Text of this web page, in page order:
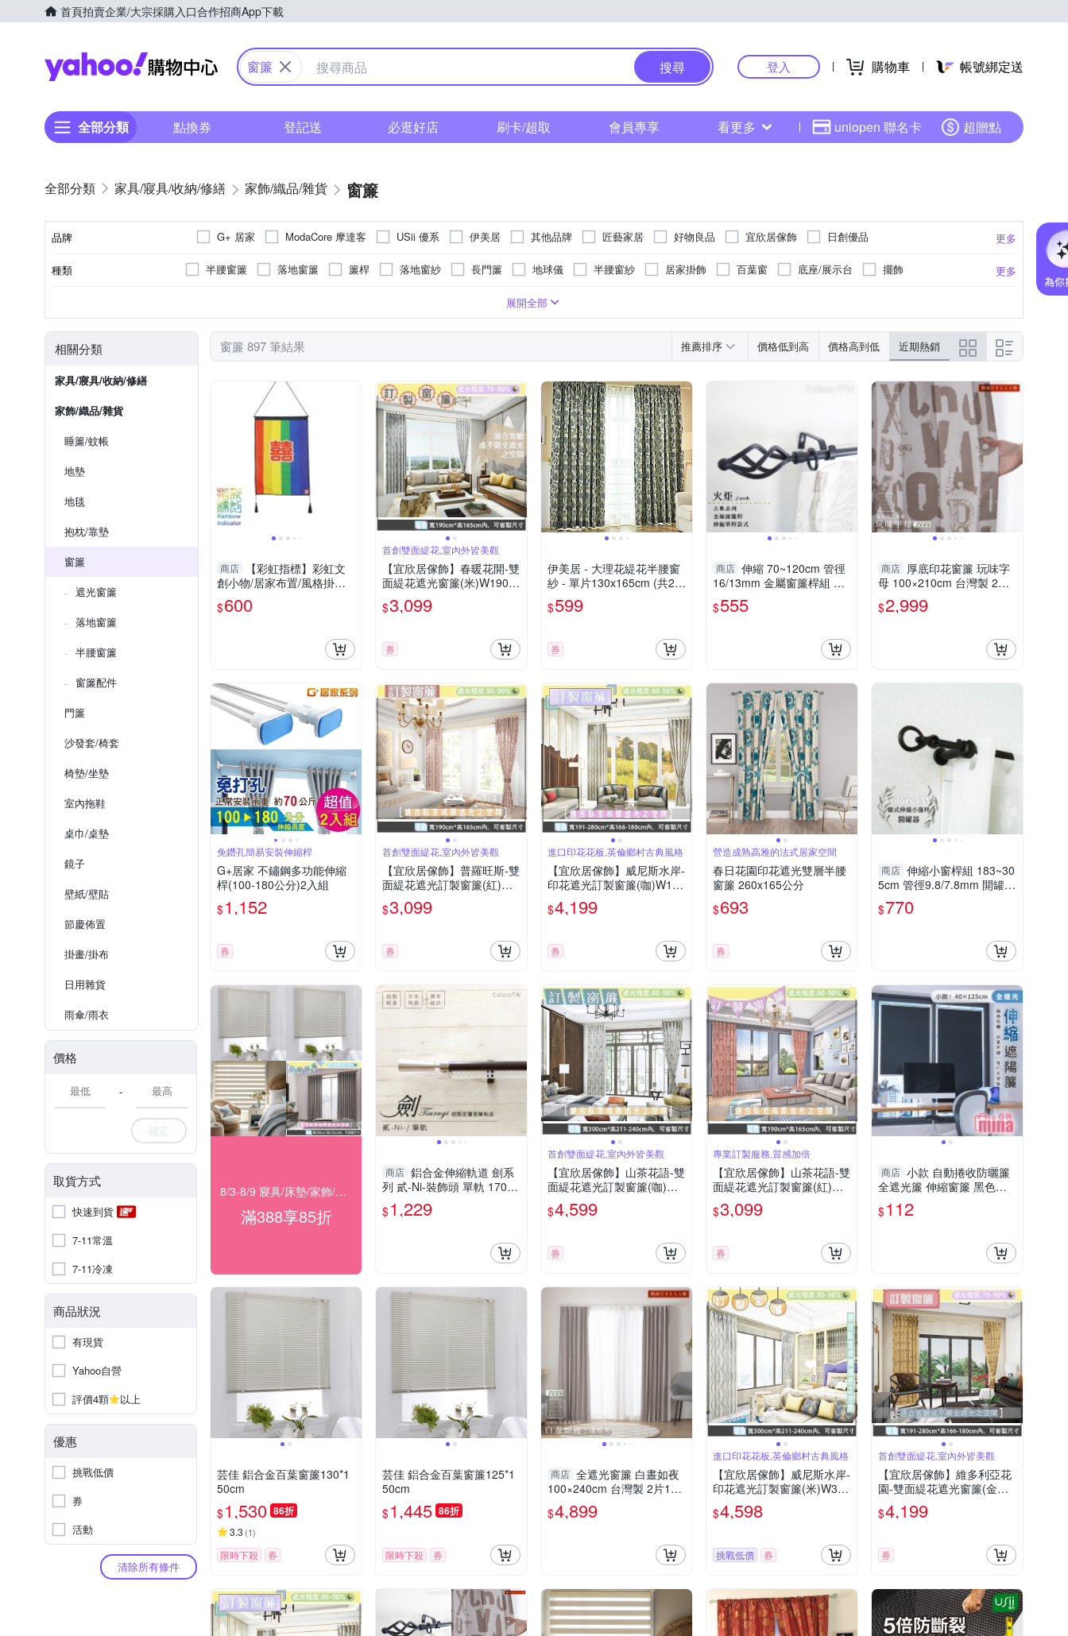
首頁拍賣企業/大宗採購入口合作招商App下載
Yahoo購物中心
窗簾 搜尋 登入 購物車 帳號綁定送
全部分類 點換券 登記送 必逛好店 刷卡/超取 會員專享 看更多 uniopen 聯名卡 超贈點
家具/寢具/收納/修繕 家飾/織品/雜貨 窗簾
品牌 更多
G+ 居家 ModaCore 摩達客 USii 優系 伊美居 其他品牌 匠藝家居 好物良品 宜欣居傢飾
日創優品
日本 SP SAUCE
棉花田 芸佳 范登伯格
種類 更多
半腰窗簾 落地窗簾 簾桿 落地窗紗 長門簾 地球儀 半腰窗紗 居家掛飾 百葉窗 底座/展示台
擺飾
節慶派對用品
磁吸扣 防塵
可釘掛；商品內含釘勾
展開全部
相關分類
家具/寢具/收納/修繕
家飾/織品/雜貨
睡簾/蚊帳
地墊
地毯
抱枕/靠墊
窗簾
遮光窗簾
落地窗簾
半腰窗簾
窗簾配件
門簾
沙發套/椅套
椅墊/坐墊
室內拖鞋
桌巾/桌墊
鏡子
壁紙/壁貼
節慶佈置
掛畫/掛布
日用雜貨
雨傘/雨衣
價格
-
確定
取貨方式
快速到貨
7-11常溫
7-11冷凍
商品狀況
有現貨
Yahoo自營
評價4顆
以上
優惠
挑戰低價
券
活動
清除所有條件
窗簾 897 筆結果 推薦排序 價格低到高 價格高到低 近期熱銷
商店
【彩虹指標】彩虹文
創小物/居家布置/風格掛飾-
囍囍款掛軸
$600
首創雙面緹花,室內外皆美觀
【宜欣居傢飾】春暖花開-雙
面緹花遮光窗簾(米)W190*H
165cm以內*2片/遮光/台灣
製MIT
$3,099
券
伊美居 - 大理花緹花半腰窗
紗 - 單片130x165cm (共2
片)
$599
券
商店 伸縮 70~120cm 管徑
16/13mm 金屬窗簾桿組 火
炬 單桿 巴洛克風 台灣製 Co
lors tw 室內裝潢
$555
商店 厚底印花窗簾 玩味字
母 100×210cm 台灣製 2片1
組 遮光 可水洗 落地窗 兒童
房 英文 兩倍抓皺
$2,999
免鑽孔簡易安裝伸縮桿
G+居家 不鏽鋼多功能伸縮
桿(100-180公分)2入組
$1,152
券
首創雙面緹花,室內外皆美觀
【宜欣居傢飾】普羅旺斯-雙
面緹花遮光訂製窗簾(紅)W1
90*H165cm以內*2片/台灣
製
$3,099
券
進口印花花板,英倫鄉村古典風格
【宜欣居傢飾】威尼斯水岸-
印花遮光訂製窗簾(咖)W191
-280*H166-180cm以內*2片
$4,199
券
營造成熟高雅的法式居家空間
春日花園印花遮光雙層半腰
窗簾 260x165公分
$693
券
商店 伸縮小窗桿組 183~30
5cm 管徑9.8/7.8mm 開罐器
造型 窗簾桿 歐式 台灣製造
偏遠地區請見圖示
$770
8/3-8/9 寢具/床墊/家飾/開運 滿388享85折
滿388享85折
商店 鋁合金伸縮軌道 劍系
列 貳-Ni-裝飾頭 單軌 170-3
20cm 造型窗簾軌道DIY 遮
光窗簾專用軌道
$1,229
首創雙面緹花,室內外皆美觀
【宜欣居傢飾】山茶花語-雙
面緹花遮光訂製窗簾(咖)W3
00*H211-240cm以內*2片/
台灣製
$4,599
券
專業訂製服務,質感加倍
【宜欣居傢飾】山茶花語-雙
面緹花遮光訂製窗簾(紅)W1
90*H165cm以內/台灣製MIT
$3,099
券
商店 小款 自動捲收防曬簾
全遮光簾 伸縮窗簾 黑色窗
簾 吸盤固定 免釘牆【F076
7】
$112
芸佳 鋁合金百葉窗簾130*1
50cm
$1,530 86折
3.3 (1)
限時下殺 券
芸佳 鋁合金百葉窗簾125*1
50cm
$1,445 86折
限時下殺 券
商店 全遮光窗簾 白晝如夜
100×240cm 台灣製 2片1組
厚底 素色 可水洗 半腰窗 淺
棕 風水窗簾 兩倍抓皺
$4,899
進口印花花板,英倫鄉村古典風格
【宜欣居傢飾】威尼斯水岸-
印花遮光訂製窗簾(米)W300
*H211-240cm以內*2片/台灣
製
$4,598
挑戰低價 券
首創雙面緹花,室內外皆美觀
【宜欣居傢飾】維多利亞花
園-雙面緹花遮光窗簾(金黃)
W191-280*H166-180cm以
內*2片
$4,199
券